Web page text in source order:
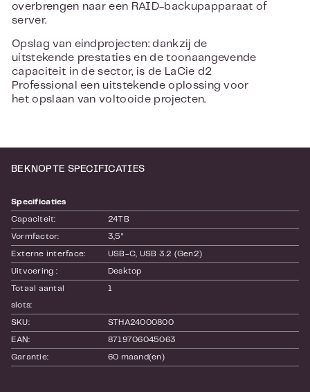
overbrengen naar een RAID-backupapparaat of
server.
Opslag van eindprojecten: dankzij de
uitstekende prestaties en de toonaangevende
capaciteit in de sector, is de LaCie d2
Professional een uitstekende oplossing voor
het opslaan van voltooide projecten.
BEKNOPTE SPECIFICATIES
Specificaties
Capaciteit: 24TB
Vormfactor: 3,5"
Externe interface: USB-C , USB 3.2 (Gen2)
Uitvoering : Desktop
Totaal aantal
slots:
1
SKU: STHA24000800
EAN: 8719706045063
Garantie: 60 maand(en)